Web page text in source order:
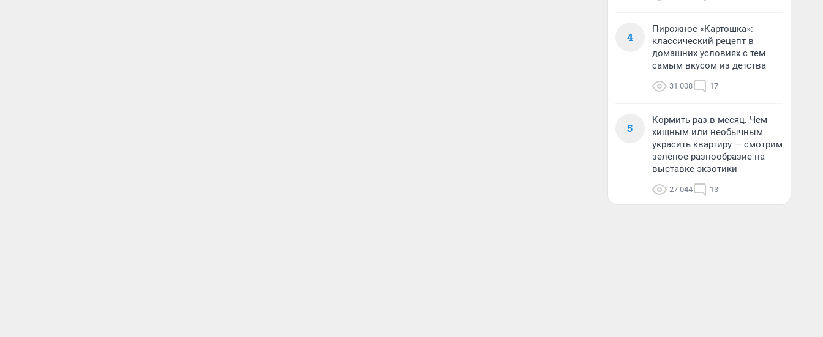
4
Пирожное «Картошка»:
классический рецепт в
домашних условиях с тем
самым вкусом из детства
31 008 17
5
Кормить раз в месяц. Чем
хищным или необычным
украсить квартиру — смотрим
зелёное разнообразие на
выставке экзотики
27 044 13